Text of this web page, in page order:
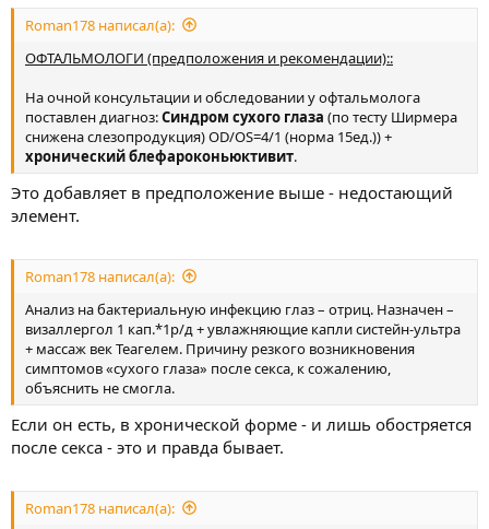
Roman178 написал(а):
ОФТАЛЬМОЛОГИ (предположения и рекомендации)::
На очной консультации и обследовании у офтальмолога
поставлен диагноз:Синдром сухого глаза (по тесту Ширмера
снижена слезопродукция) OD/OS=4/1 (норма 15ед.)) +
хронический блефароконьюктивит.
Это добавляет в предположение выше - недостающий
элемент.
Roman178 написал(а):
Анализ на бактериальную инфекцию глаз – отриц. Назначен –
визаллергол 1 кап.*1р/д + увлажняющие капли систейн-ультра
+ массаж век Теагелем. Причину резкого возникновения
симптомов «сухого глаза» после секса, к сожалению,
объяснить не смогла.
Если он есть, в хронической форме - и лишь обостряется
после секса - это и правда бывает.
Roman178 написал(а):